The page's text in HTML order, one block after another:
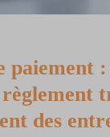
paiement
règlement
des